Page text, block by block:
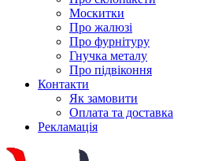
Москитки
Про жалюзі
Про фурнітуру
Гнучка металу
Про підвіконня
Контакти
Як замовити
Оплата та доставка
Рекламація